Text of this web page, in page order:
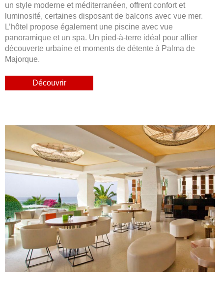
un style moderne et méditerranéen, offrent confort et
luminosité, certaines disposant de balcons avec vue mer.
L’hôtel propose également une piscine avec vue
panoramique et un spa. Un pied-à-terre idéal pour allier
découverte urbaine et moments de détente à Palma de
Majorque.